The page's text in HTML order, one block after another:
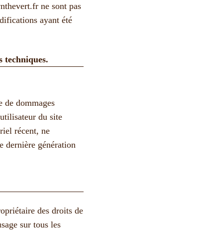
ne sont pas
ayant été
techniques.
de dommages
du site
récent, ne
dernière génération
des droits de
sur tous les